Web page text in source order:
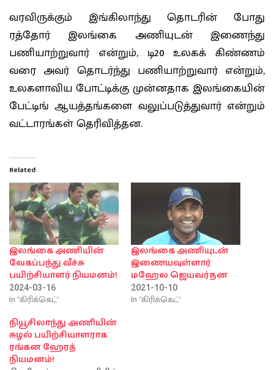
வரவிருக்கும் இங்கிலாந்து தொடரின் போது
ரத்தோர் இலங்கை அணியுடன் இணைந்து
பணியாற்றுவார் என்றும், டி20 உலகக் கிண்ணம்
வரை அவர் தொடர்ந்து பணியாற்றுவார் என்றும்,
உலகளாவிய போட்டிக்கு முன்னதாக இலங்கையின்
பேட்டிங் ஆயத்தங்களை வலுப்படுத்துவார் என்றும்
வட்டாரங்கள் தெரிவித்தன.
Related
இலங்கை அணியின்
வேகப்பந்து வீச்சு
பயிற்சியாளர் நியமனம்!
2024-03-16
In "கிரிக்கெட்"
இலங்கை அணியுடன்
இணையவுள்ளார்
மஹேல ஜெயவர்தன
2021-10-10
In "கிரிக்கெட்"
நியூசிலாந்து அணியின்
சுழல் பயிற்சியாளராக
ரங்கன ஹேரத்
நியமனம்!